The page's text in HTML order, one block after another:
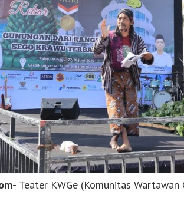
Teater KWGe (Komunitas Wartawan